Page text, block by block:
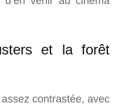
et la forêt
contrastée, avec